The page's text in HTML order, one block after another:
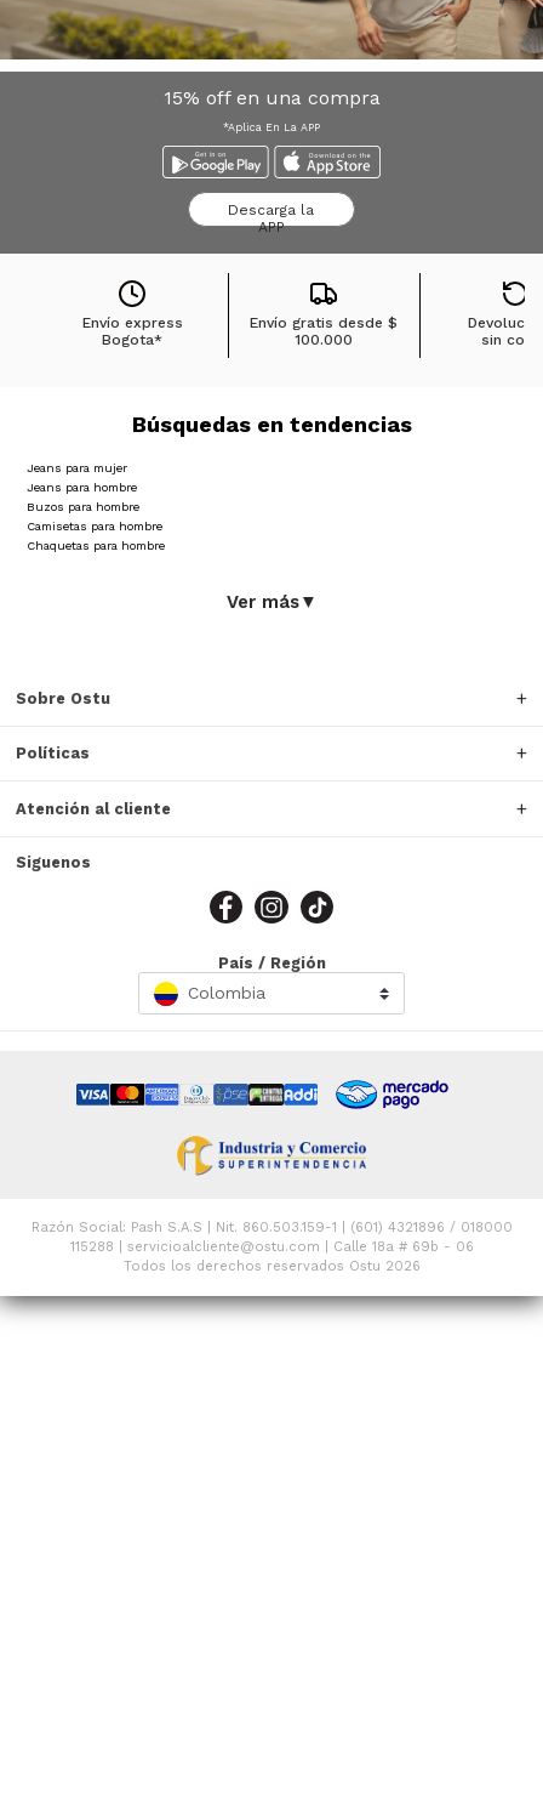
15% off en una compra
*Aplica En La APP
Descarga la
APP
Envío express
Bogota*
Envío gratis desde$
100.000
sin
Búsquedas en tendencias
Jeans para mujer
Jeans para hombre
Buzos para hombre
Camisetas para hombre
Chaquetas para hombre
Ver más▼
Sobre Ostu
Políticas
Atención al cliente
Siguenos
País / Región
Colombia
Razón Social: Pash S.A.S | Nit. 860.503.159-1 | (601) 4321896 / 018000
115288 | servicioalcliente@ostu.com | Calle 18a # 69b - 06
Todos los derechos reservados Ostu 2026